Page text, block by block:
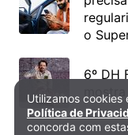
o
6º DH
Política de
Utilizamos cookies
Política de
concorda com